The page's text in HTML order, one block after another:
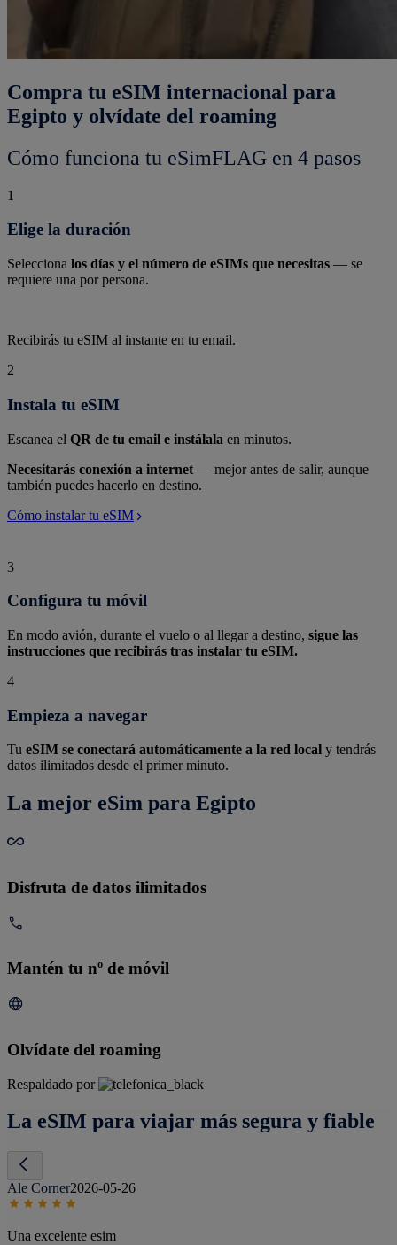
Compra tu eSIM internacional para
Egipto y olvídate del roaming
Cómo funciona tu eSimFLAG en 4 pasos
1
Elige la duración
Selecciona los días y el número de eSIMs que necesitas — se
requiere una por persona.
Recibirás tu eSIM al instante en tu email.
2
Instala tu eSIM
Escanea el QR de tu email e instálala en minutos.
Necesitarás conexión a internet — mejor antes de salir, aunque
también puedes hacerlo en destino.
Cómo instalar tu eSIM
3
Configura tu móvil
En modo avión, durante el vuelo o al llegar a destino, sigue las
instrucciones que recibirás tras instalar tu eSIM.
4
Empieza a navegar
Tu eSIM se conectará automáticamente a la red local y tendrás
datos ilimitados desde el primer minuto.
La mejor eSim para Egipto
Disfruta de datos ilimitados
Mantén tu nº de móvil
Olvídate del roaming
Respaldado por
La eSIM para viajar más segura y fiable
Ale Corner2026-05-26
Una excelente esim